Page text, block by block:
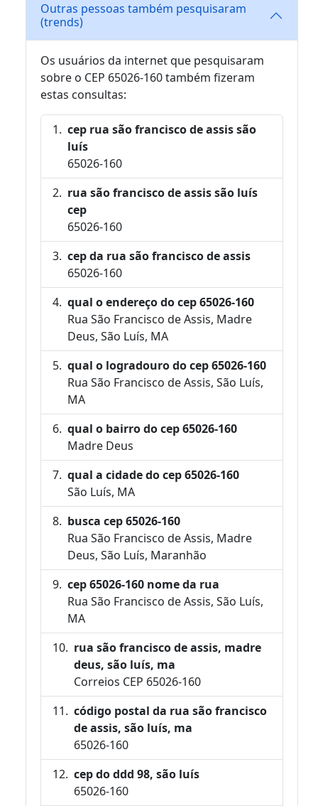
Outras pessoas também pesquisaram
(trends)
Os usuários da internet que pesquisaram
sobre o CEP 65026-160 também fizeram
estas consultas:
cep rua são francisco de assis são
luís
65026-160
rua são francisco de assis são luís
cep
65026-160
cep da rua são francisco de assis
65026-160
qual o endereço do cep 65026-160
Rua São Francisco de Assis, Madre
Deus, São Luís, MA
qual o logradouro do cep 65026-160
Rua São Francisco de Assis, São Luís,
MA
qual o bairro do cep 65026-160
Madre Deus
qual a cidade do cep 65026-160
São Luís, MA
busca cep 65026-160
Rua São Francisco de Assis, Madre
Deus, São Luís, Maranhão
cep 65026-160 nome da rua
Rua São Francisco de Assis, São Luís,
MA
rua são francisco de assis, madre
deus, são luís, ma
Correios CEP 65026-160
código postal da rua são francisco
de assis, são luís, ma
65026-160
cep do ddd 98, são luís
65026-160